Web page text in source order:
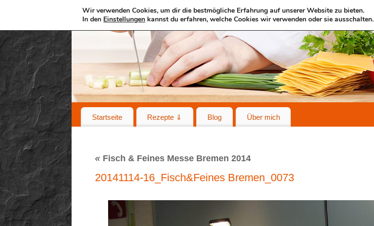
Startseite Rezepte ⇓ Blog Über mich
« Fisch & Feines Messe Bremen 2014
20141114-16_Fisch&Feines Bremen_0073
Wir verwenden Cookies, um dir die bestmögliche Erfahrung auf unserer Website zu bieten.
In den Einstellungen kannst du erfahren, welche Cookies wir verwenden oder sie ausschalten.